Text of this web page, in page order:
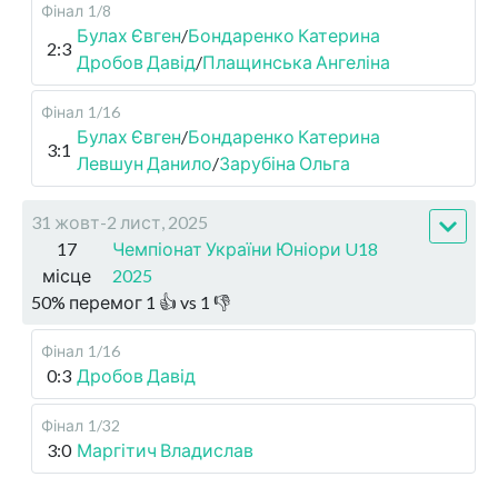
Фінал 1/8
2:3
Булах Євген/Бондаренко Катерина
Дробов Давід/Плащинська Ангеліна
Фінал 1/16
3:1
Булах Євген/Бондаренко Катерина
Левшун Данило/Зарубіна Ольга
31 жовт-2 лист, 2025
17
місце
Чемпіонат України Юніори U18
2025
50% перемог 1 👍 vs 1 👎
Фінал 1/16
0:3 Дробов Давід
Фінал 1/32
3:0 Маргітич Владислав